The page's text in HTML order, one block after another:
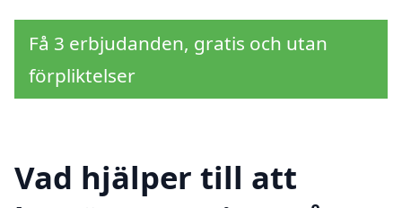
Få 3 erbjudanden, gratis och utan
förpliktelser
Vad hjälper till att